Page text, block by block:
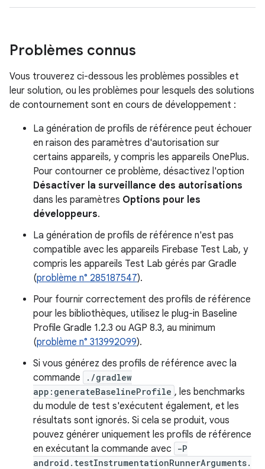
Problèmes connus
Vous trouverez ci-dessous les problèmes possibles et
leur solution, ou les problèmes pour lesquels des solutions
de contournement sont en cours de développement :
La génération de profils de référence peut échouer
en raison des paramètres d'autorisation sur
certains appareils, y compris les appareils OnePlus.
Pour contourner ce problème, désactivez l'option
Désactiver la surveillance des autorisations
dans les paramètres Options pour les
développeurs.
La génération de profils de référence n'est pas
compatible avec les appareils Firebase Test Lab, y
compris les appareils Test Lab gérés par Gradle
(problème n° 285187547).
Pour fournir correctement des profils de référence
pour les bibliothèques, utilisez le plug-in Baseline
Profile Gradle 1.2.3 ou AGP 8.3, au minimum
(problème n° 313992099).
Si vous générez des profils de référence avec la
commande
./gradlew
app:generateBaselineProfile , les benchmarks
du module de test s'exécutent également, et les
résultats sont ignorés. Si cela se produit, vous
pouvez générer uniquement les profils de référence
en exécutant la commande avec
-P
android.testInstrumentationRunnerArguments.